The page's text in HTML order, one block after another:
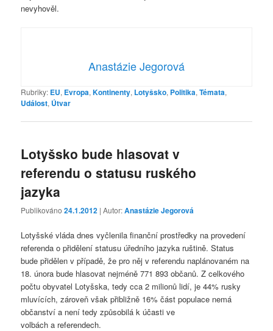
nevyhověl.
Anastázie Jegorová
Rubriky: EU, Evropa,Kontinenty, Lotyšsko, Politika,Témata,
Událost, Útvar
Lotyšsko bude hlasovat v
referendu o statusu ruského
jazyka
Publikováno24.1.2012 | Autor:Anastázie Jegorová
Lotyšské vláda dnes vyčlenila finanční prostředky na provedení
referenda o přidělení statusu úředního jazyka ruštině. Status
bude přidělen v případě, že pro něj v referendu naplánovaném na
18. února bude hlasovat nejméně 771 893 občanů. Z celkového
počtu obyvatel Lotyšska, tedy cca 2 milionů lidí, je 44% rusky
mluvících, zároveň však přibližně 16% část populace nemá
občanství a není tedy způsobilá k účasti ve
volbách a referendech.